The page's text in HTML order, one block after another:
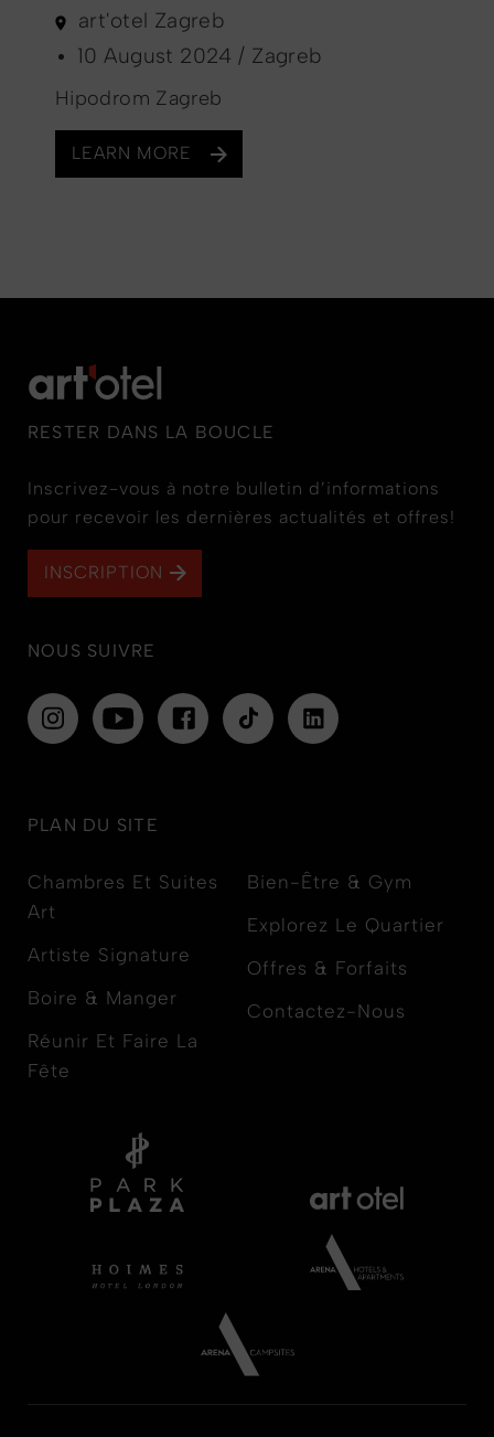
art'otel Zagreb
10 August 2024 / Zagreb
Hipodrom Zagreb
LEARN MORE
RESTER DANS LA BOUCLE
Inscrivez-vous à notre bulletin d’informations
pour recevoir les dernières actualités et offres!
INSCRIPTION
NOUS SUIVRE
PLAN DU SITE
Chambres Et Suites
Art
Artiste Signature
Boire & Manger
Réunir Et Faire La
Fête
Bien-Être & Gym
Explorez Le Quartier
Offres & Forfaits
Contactez-Nous